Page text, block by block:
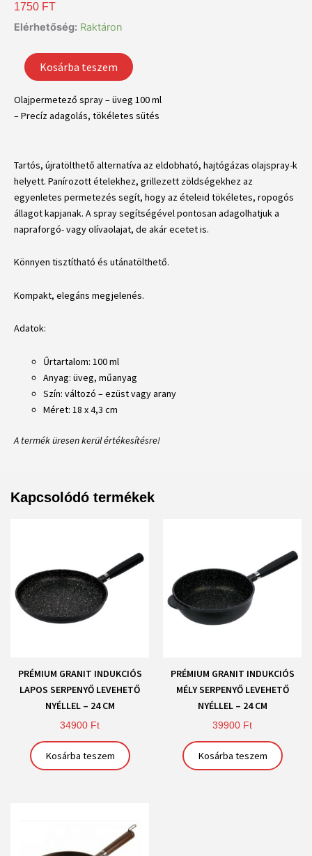
1750 FT
Elérhetőség: Raktáron
Olajpermetező
üveg
100
ml
mennyiség
Kosárba teszem
Olajpermetező spray – üveg 100 ml
– Precíz adagolás, tökéletes sütés
Tartós, újratölthető alternatíva az eldobható, hajtógázas olajspray-k
helyett. Panírozott ételekhez, grillezett zöldségekhez az
egyenletes permetezés segít, hogy az ételeid tökéletes, ropogós
állagot kapjanak. A spray segítségével pontosan adagolhatjuk a
napraforgó- vagy olívaolajat, de akár ecetet is.
Könnyen tisztítható és utánatölthető.
Kompakt, elegáns megjelenés.
Adatok:
Űrtartalom: 100 ml
Anyag: üveg, műanyag
Szín: változó – ezüst vagy arany
Méret: 18 x 4,3 cm
A termék üresen kerül értékesítésre!
Kapcsolódó termékek
PRÉMIUM GRANIT INDUKCIÓS
LAPOS SERPENYŐ LEVEHETŐ
NYÉLLEL – 24 CM
34900 Ft
Kosárba teszem
PRÉMIUM GRANIT INDUKCIÓS
MÉLY SERPENYŐ LEVEHETŐ
NYÉLLEL – 24 CM
39900 Ft
Kosárba teszem